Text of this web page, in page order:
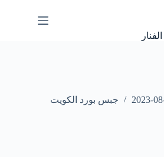
2023- جبس بورد الكويت